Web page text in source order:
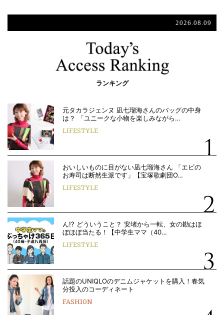
2026.08.09
ランキング
元タカラジェンヌ 凪七瑠海さんのバッグの中身
は？ 「ユニークな小物を楽しみながら…
LIFESTYLE
おいしいものに目がない凪七瑠海さん 「エビの
お寿司は断然生派です」【宝塚歌劇団O…
LIFESTYLE
ん!? どういうこと？ 安堵から一転、女の勘はほ
ぼほぼ当たる！【中学生ママ（40…
LIFESTYLE
話題のUNIQLOのデニムジャケットを購入！春気
分投入のコーディネート
FASHION